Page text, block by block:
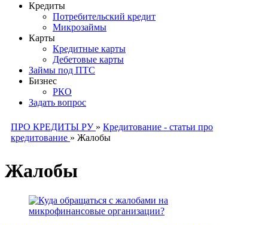
Кредиты
Потребительский кредит
Микрозаймы
Карты
Кредитные карты
Дебетовые карты
Займы под ПТС
Бизнес
РКО
Задать вопрос
ПРО КРЕДИТЫ РУ » Кредитование - статьи про
кредитование » Жалобы
Жалобы